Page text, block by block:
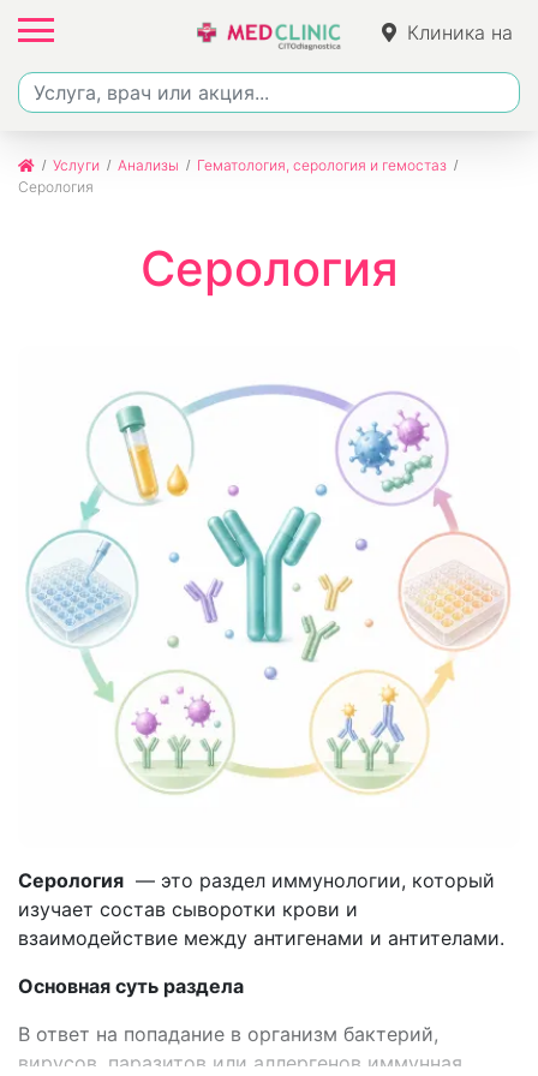
Клиника на
Фучика
Услуги Анализы
Гематология, серология и гемостаз
Серология
Серология
Серология — это раздел иммунологии, который
изучает состав сыворотки крови и
взаимодействие между антигенами и антителами.
Основная суть раздела
В ответ на попадание в организм бактерий,
вирусов, паразитов или аллергенов иммунная